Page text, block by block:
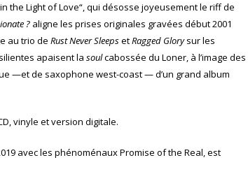
the Light of Love“, qui désosse joyeusement le riff de
? aligne les prises originales gravées début 2001
au trio de Rust Never SleepsetRagged Glorysur les
apaisent la soulcabossée du Loner, à l’image des
—et de saxophone west-coast — d’un grand album
vinyle et version digitale.
avec les phénoménaux Promise of the Real, est